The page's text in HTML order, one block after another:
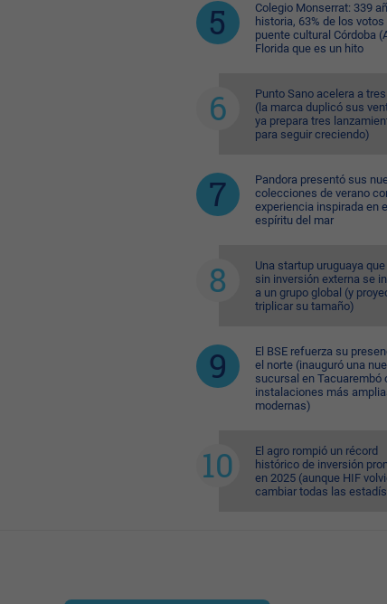
Colegio Monserrat: 339
historia, 63% de los votos
puente cultural Córdoba
Florida que es un hito
Punto Sano acelera a
(la marca duplicó sus
ya prepara tres
para seguir creciendo)
Pandora presentó sus
colecciones de verano
experiencia inspirada en
espíritu del mar
Una startup uruguaya
sin inversión externa se
a un grupo global (y
triplicar su tamaño)
El BSE refuerza su
el norte (inauguró una
sucursal en Tacuarembó
instalaciones más
modernas)
El agro rompió un récord
histórico de inversión
en 2025 (aunque HIF
cambiar todas las